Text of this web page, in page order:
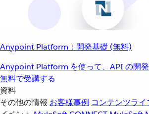
Anypoint Platform：開発基礎 (無料)
Anypoint Platform を使って、API の開
無料で受講する
資料
その他の情報 お客様事例 コンテンツライ